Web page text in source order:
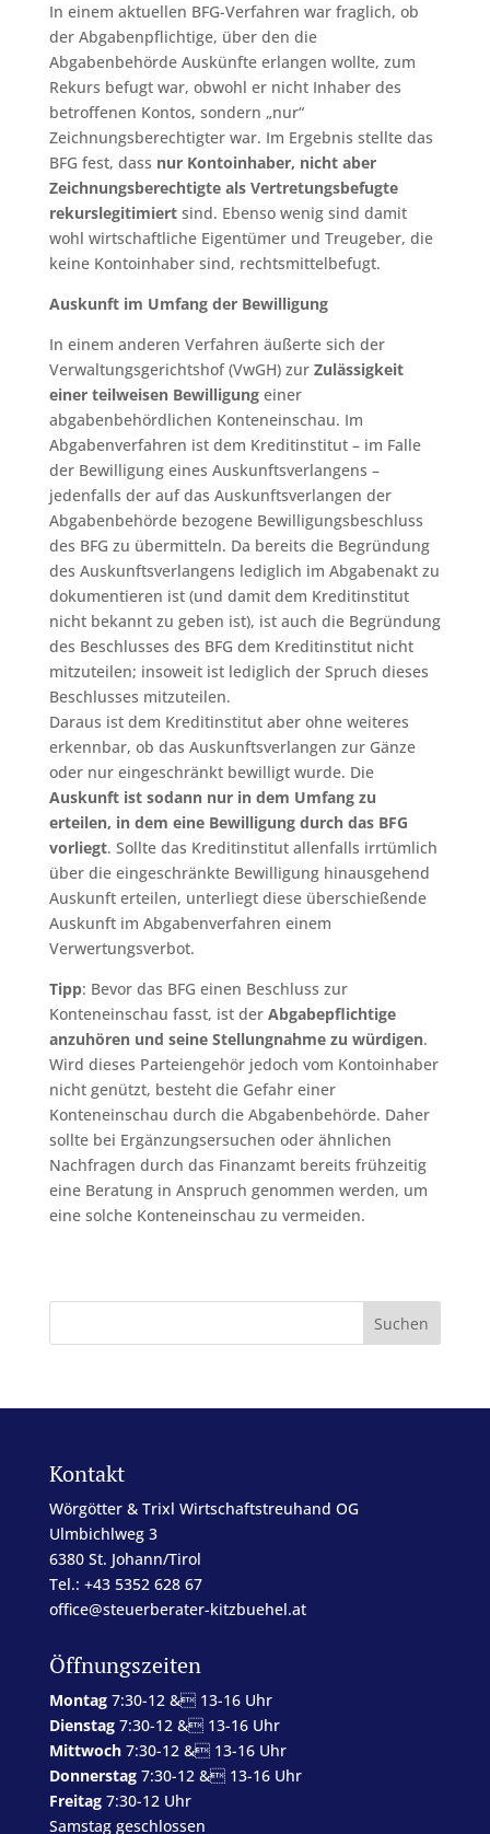
In einem aktuellen BFG-Verfahren war fraglich, ob
der Abgabenpflichtige, über den die
Abgabenbehörde Auskünfte erlangen wollte, zum
Rekurs befugt war, obwohl er nicht Inhaber des
betroffenen Kontos, sondern „nur“
Zeichnungsberechtigter war. Im Ergebnis stellte das
BFG fest, dass nur Kontoinhaber, nicht aber
Zeichnungsberechtigte als Vertretungsbefugte
rekurslegitimiertsind. Ebenso wenig sind damit
wohl wirtschaftliche Eigentümer und Treugeber, die
keine Kontoinhaber sind, rechtsmittelbefugt.
Auskunft im Umfang der Bewilligung
In einem anderen Verfahren äußerte sich der
Verwaltungsgerichtshof (VwGH) zur Zulässigkeit
einer teilweisen Bewilligungeiner
abgabenbehördlichen Konteneinschau. Im
Abgabenverfahren ist dem Kreditinstitut – im Falle
der Bewilligung eines Auskunftsverlangens –
jedenfalls der auf das Auskunftsverlangen der
Abgabenbehörde bezogene Bewilligungsbeschluss
des BFG zu übermitteln. Da bereits die Begründung
des Auskunftsverlangens lediglich im Abgabenakt zu
dokumentieren ist (und damit dem Kreditinstitut
nicht bekannt zu geben ist), ist auch die Begründung
des Beschlusses des BFG dem Kreditinstitut nicht
mitzuteilen; insoweit ist lediglich der Spruch dieses
Beschlusses mitzuteilen.
Daraus ist dem Kreditinstitut aber ohne weiteres
erkennbar, ob das Auskunftsverlangen zur Gänze
oder nur eingeschränkt bewilligt wurde. Die
Auskunft ist sodann nur in dem Umfang zu
erteilen, in dem eine Bewilligung durch das BFG
vorliegt. Sollte das Kreditinstitut allenfalls irrtümlich
über die eingeschränkte Bewilligung hinausgehend
Auskunft erteilen, unterliegt diese überschießende
Auskunft im Abgabenverfahren einem
Verwertungsverbot.
Tipp: Bevor das BFG einen Beschluss zur
Konteneinschau fasst, ist der Abgabepflichtige
anzuhören und seine Stellungnahme zu würdigen.
Wird dieses Parteiengehör jedoch vom Kontoinhaber
nicht genützt, besteht die Gefahr einer
Konteneinschau durch die Abgabenbehörde. Daher
sollte bei Ergänzungsersuchen oder ähnlichen
Nachfragen durch das Finanzamt bereits frühzeitig
eine Beratung in Anspruch genommen werden, um
eine solche Konteneinschau zu vermeiden.
Kontakt
Wörgötter & Trixl Wirtschaftstreuhand OG
Ulmbichlweg 3
6380 St. Johann/Tirol
Tel.: +43 5352 628 67
office@steuerberater-kitzbuehel.at
Öffnungszeiten
Montag7:30-12 & 13-16 Uhr
Dienstag7:30-12 & 13-16 Uhr
Mittwoch7:30-12 & 13-16 Uhr
Donnerstag7:30-12 & 13-16 Uhr
Freitag7:30-12 Uhr
Samstag geschlossen